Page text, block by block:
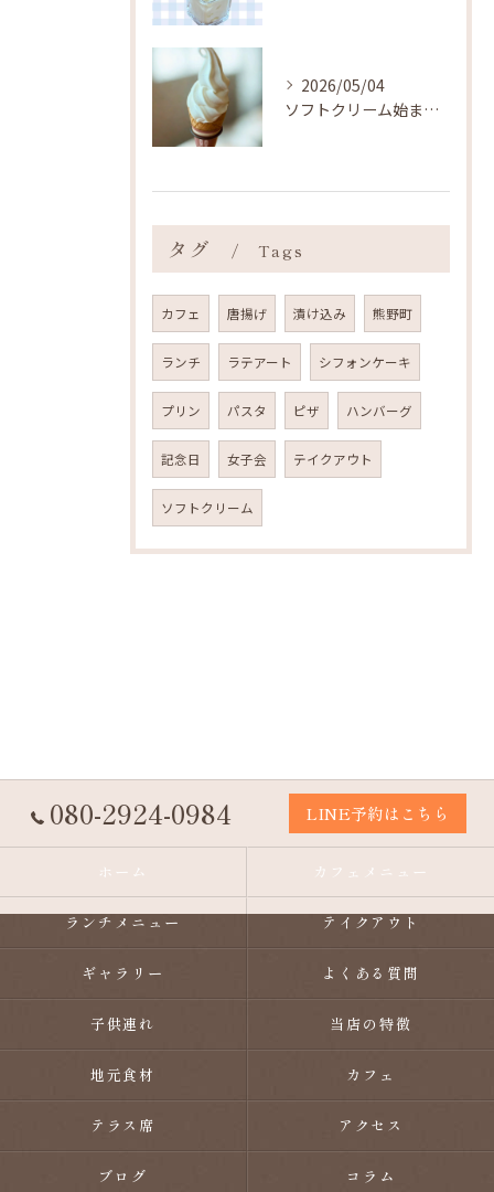
2026/05/04
ソフトクリーム始まりました ˎˊ˗
タグ Tags
カフェ 唐揚げ 漬け込み 熊野町
ランチ ラテアート シフォンケーキ
プリン パスタ ピザ ハンバーグ
記念日 女子会 テイクアウト
ソフトクリーム
080-2924-0984 LINE予約はこちら
ホーム カフェメニュー
ランチメニュー テイクアウト
ギャラリー よくある質問
子供連れ 当店の特徴
地元食材 カフェ
テラス席 アクセス
ブログ コラム